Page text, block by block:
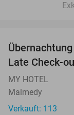
Late Check-
MY HOTEL
Malmedy
Verkauft: 113